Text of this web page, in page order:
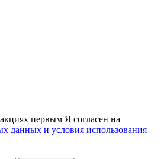
первым Я согласен на
данных и условия использования